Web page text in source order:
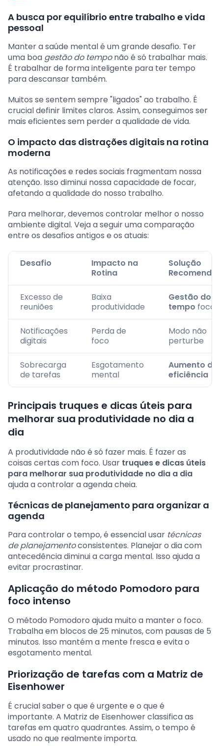
A busca por equilíbrio entre trabalho e vida
pessoal
Manter a saúde mental é um grande desafio. Ter
uma boa gestão do temponão é só trabalhar mais.
É trabalhar de forma inteligente para ter tempo
para descansar também.
Muitos se sentem sempre "ligados" ao trabalho. É
crucial definir limites claros. Assim, conseguimos ser
mais eficientes sem perder a qualidade de vida.
O impacto das distrações digitais na rotina
moderna
As notificações e redes sociais fragmentam nossa
atenção. Isso diminui nossa capacidade de focar,
afetando a qualidade do nosso trabalho.
Para melhorar, devemos controlar melhor o nosso
ambiente digital. Veja a seguir uma comparação
entre os desafios antigos e os atuais:
Desafio
Impacto na
Rotina
Solução
Excesso de
reuniões
Baixa
produtividade
Gestão do
tempo
Notificações
digitais
Perda de
foco
Modo não
perturbe
Sobrecarga
de tarefas
Esgotamento
mental
Aumento da
eficiência
Principais truques e dicas úteis para
melhorar sua produtividade no dia a
dia
A produtividade não é só fazer mais. É fazer as
coisas certas com foco. Usar truques e dicas úteis
para melhorar sua produtividade no dia a dia
ajuda a controlar a agenda cheia.
Técnicas de planejamento para organizar a
agenda
Para controlar o tempo, é essencial usar técnicas
de planejamentoconsistentes. Planejar o dia com
antecedência diminui a carga mental. Isso ajuda a
evitar procrastinar.
Aplicação do método Pomodoro para
foco intenso
O método Pomodoro ajuda muito a manter o foco.
Trabalha em blocos de 25 minutos, com pausas de 5
minutos. Isso mantém a mente fresca e evita o
esgotamento mental.
Priorização de tarefas com a Matriz de
Eisenhower
É crucial saber o que é urgente e o que é
importante. A Matriz de Eisenhower classifica as
tarefas em quatro quadrantes. Assim, o tempo é
usado no que realmente importa.